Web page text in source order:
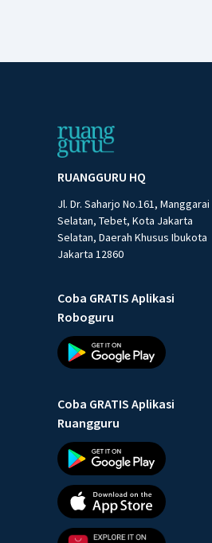
RUANGGURU HQ
Jl. Dr. Saharjo No.161, Manggarai
Selatan, Tebet, Kota Jakarta
Selatan, Daerah Khusus Ibukota
Jakarta 12860
Coba GRATIS Aplikasi
Roboguru
Coba GRATIS Aplikasi
Ruangguru